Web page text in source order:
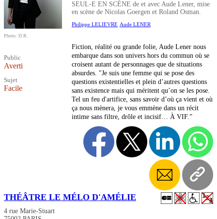
Photo: D.R.
Public
Averti
Sujet
Facile
SEUL-E EN SCÈNE de et avec Aude Lener, mise
en scène de Nicolas Goergen et Roland Osman.
Philippe LELIEVRE Aude LENER
Fiction, réalité ou grande folie, Aude Lener nous
embarque dans son univers hors du commun où se
croisent autant de personnages que de situations
absurdes. "Je suis une femme qui se pose des
questions existentielles et plein d’autres questions
sans existence mais qui méritent qu’on se les pose.
Tel un feu d'artifice, sans savoir d’où ça vient et où
ça nous mènera, je vous emmène dans un récit
intime sans filtre, drôle et incisif… À VIF.”
THÉÂTRE LE MÉLO D'AMÉLIE
4 rue Marie-Stuart